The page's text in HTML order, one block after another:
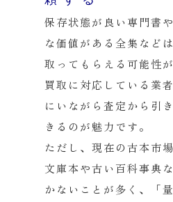
保存状態が良い専門書
な価値がある全集など
取ってもらえる可能性
買取に対応している業
にいながら査定から引
きるのが魅力です。
ただし、現在の古本市
文庫本や古い百科事典
かないことが多く、「